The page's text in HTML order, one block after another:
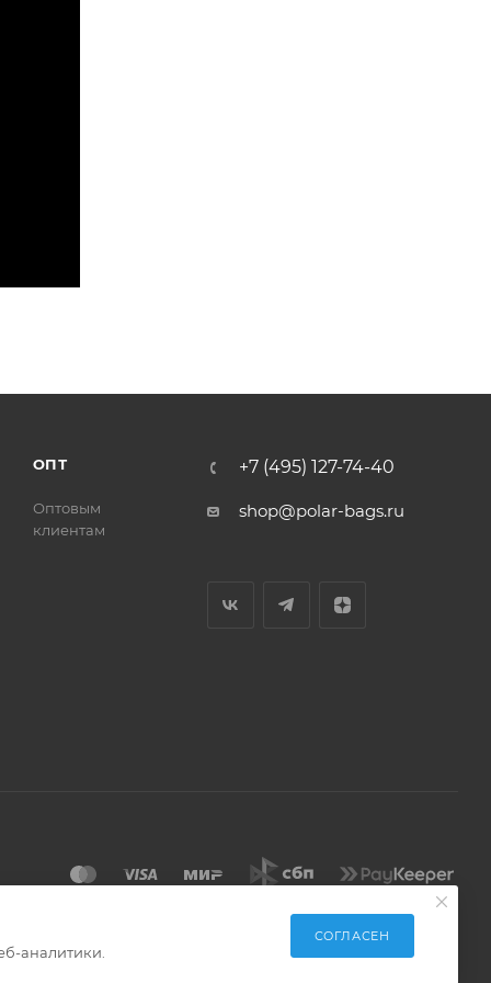
ОПТ
Оптовым
клиентам
+7 (495) 127-74-40
shop@polar-bags.ru
аналитики.
СОГЛАСЕН